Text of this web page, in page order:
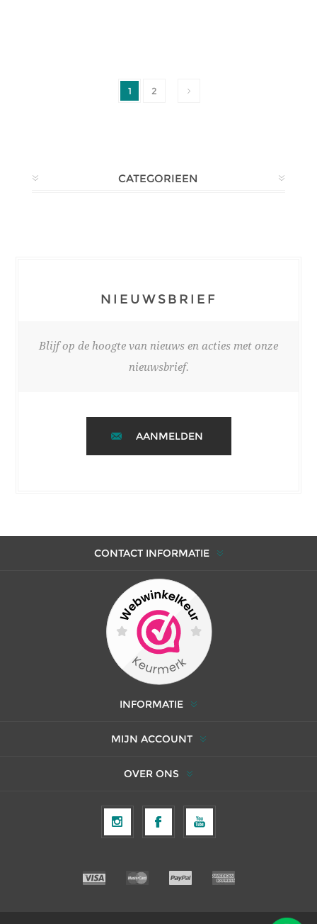
1 2
CATEGORIEEN
NIEUWSBRIEF
Blijf op de hoogte van nieuws en acties met onze
nieuwsbrief.
AANMELDEN
CONTACT INFORMATIE
INFORMATIE
MIJN ACCOUNT
OVER ONS